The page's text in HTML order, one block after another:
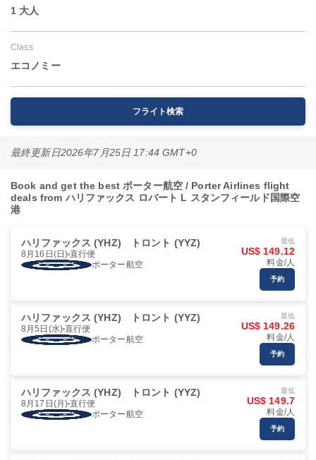
1 大人
Class
エコノミー
フライト検索
最終更新日2026年7月25日 17:44 GMT+0
Book and get the best ポーター航空 / Porter Airlines flight
deals from ハリファックス ロバート L スタンフィールド国際空
港
ハリファックス (YHZ) トロント (YYZ)
8月16日(日) 直行便
ポーター航空
最低
US$ 149.12
料金/人
予約
ハリファックス (YHZ) トロント (YYZ)
8月5日(水) 直行便
ポーター航空
最低
US$ 149.26
料金/人
予約
ハリファックス (YHZ) トロント (YYZ)
8月17日(月) 直行便
ポーター航空
最低
US$ 149.7
料金/人
予約